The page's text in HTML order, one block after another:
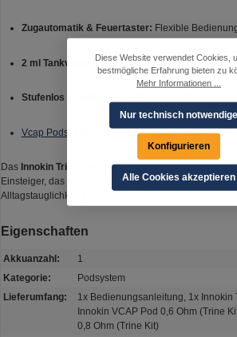
Zugautomatik & Feuertaster: Flexible
2 ml Tankvolumen:Bequemes Topfill-System
Stufenlos regulierbare Airflow:
Vcap Pods Mit integrierten Coils (0,6 Ohm / 0,8
Das Innokin Trine Pod Kitist ein rundum
Einsteiger, das modernes Design mit smarter Technik
Alltagstauglichkeit kombiniert.
Eigenschaften
Akkuanzahl:
1
Kategorie:
Podsystem
Lieferumfang:
1x Bedienungsanleitung, 1x Innokin
Innokin VCAP Pod 0,6 Ohm (Trine
0,8 Ohm (Trine Kit)
Diese Website verwendet Cookies,
bestmögliche Erfahrung bieten zu
Mehr Informationen ...
Nur technisch notwendige
Konfigurieren
Alle Cookies akzeptieren